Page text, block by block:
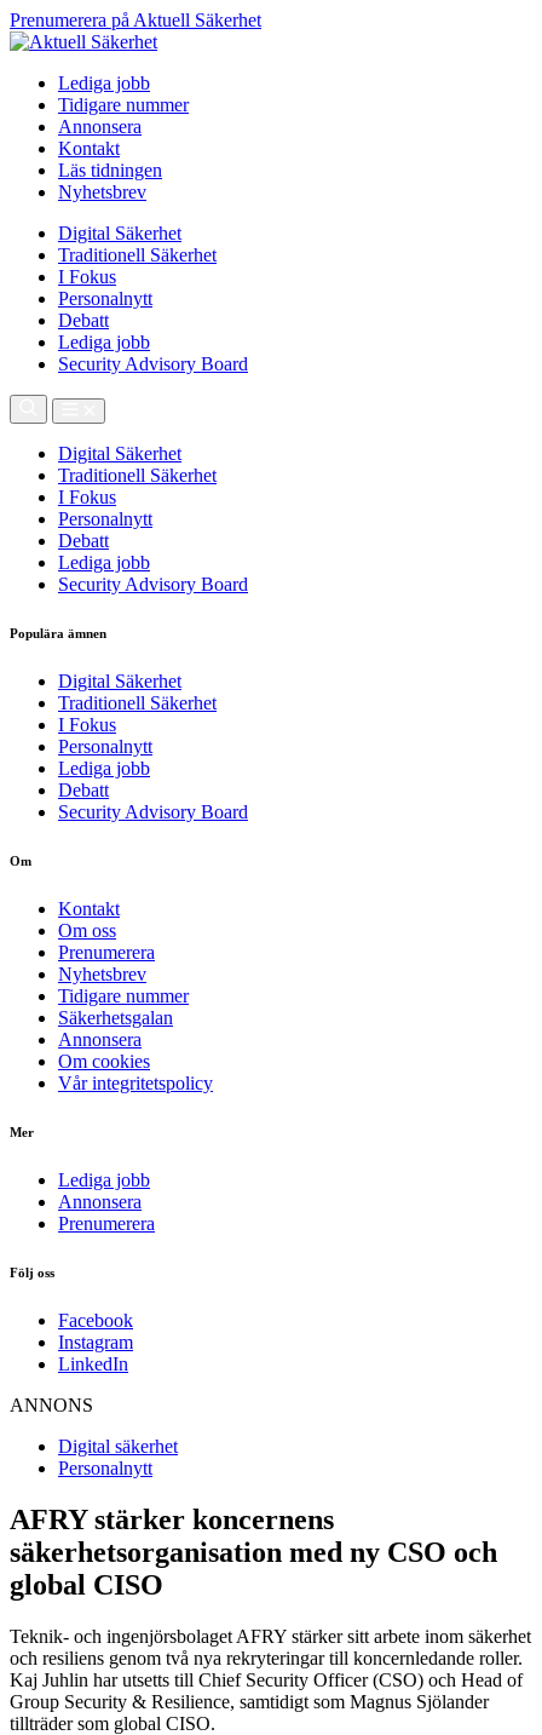
Prenumerera på Aktuell Säkerhet
Lediga jobb
Tidigare nummer
Annonsera
Kontakt
Läs tidningen
Nyhetsbrev
Digital Säkerhet
Traditionell Säkerhet
I Fokus
Personalnytt
Debatt
Lediga jobb
Security Advisory Board
Digital Säkerhet
Traditionell Säkerhet
I Fokus
Personalnytt
Debatt
Lediga jobb
Security Advisory Board
Populära ämnen
Digital Säkerhet
Traditionell Säkerhet
I Fokus
Personalnytt
Lediga jobb
Debatt
Security Advisory Board
Om
Kontakt
Om oss
Prenumerera
Nyhetsbrev
Tidigare nummer
Säkerhetsgalan
Annonsera
Om cookies
Vår integritetspolicy
Mer
Lediga jobb
Annonsera
Prenumerera
Följ oss
Facebook
Instagram
LinkedIn
ANNONS
Digital säkerhet
Personalnytt
AFRY stärker koncernens
säkerhetsorganisation med ny CSO och
global CISO
Teknik- och ingenjörsbolaget AFRY stärker sitt arbete inom säkerhet
och resiliens genom två nya rekryteringar till koncernledande roller.
Kaj Juhlin har utsetts till Chief Security Officer (CSO) och Head of
Group Security & Resilience, samtidigt som Magnus Sjölander
tillträder som global CISO.